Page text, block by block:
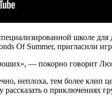
школе
Of Summer, пригласили
— покорно говорит
неплоха, тем более клип
о приключениях